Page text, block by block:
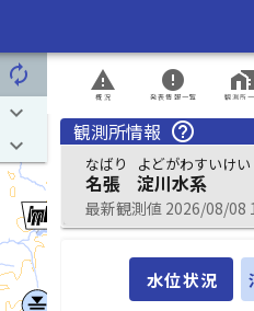
autorenew
keyboard_arrow_down
keyboard_arrow_down
概況
report_problem
発表情報一覧
error
観測所
home_work
観測所情報 help_outline
なばり
名張
よどがわすいけい
淀川水系
最新観測値 2026/08/08
水位状況